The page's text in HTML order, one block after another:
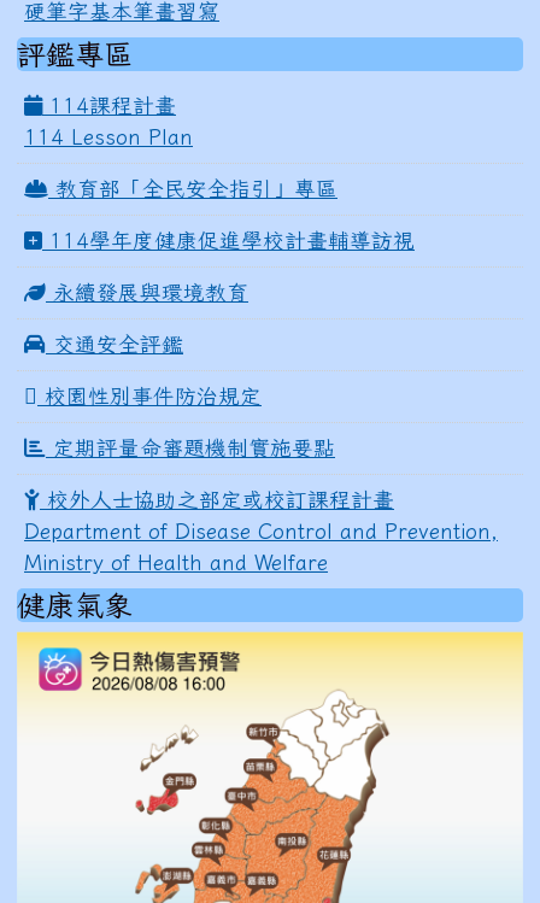
硬筆字基本筆畫習寫
評鑑專區
114課程計畫
114 Lesson Plan
教育部「全民安全指引」專區
114學年度健康促進學校計畫輔導訪視
永續發展與環境教育
交通安全評鑑
校園性別事件防治規定
定期評量命審題機制實施要點
校外人士協助之部定或校訂課程計畫
Department of Disease Control and Prevention,
Ministry of Health and Welfare
健康氣象